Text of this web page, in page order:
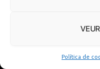
Política de